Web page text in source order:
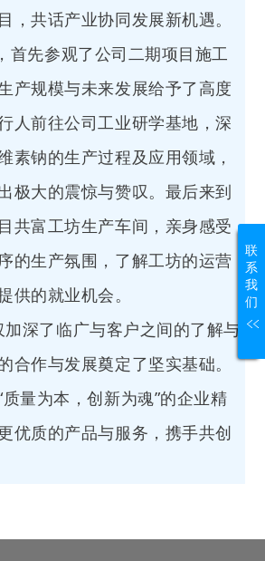
，共话产业协同发展新机遇。
先参观了公司二期项目施工
产规模与未来发展给予了高度
人前往公司工业研学基地，深
素钠的生产过程及应用领域，
极大的震惊与赞叹。最后来到
共富工坊生产车间，亲身感受
的生产氛围，了解工坊的运营
供的就业机会。
深了临广与客户之间的了解与
合作与发展奠定了坚实基础。
量为本，创新为魂”的企业精
优质的产品与服务，携手共创
联
系
我
们